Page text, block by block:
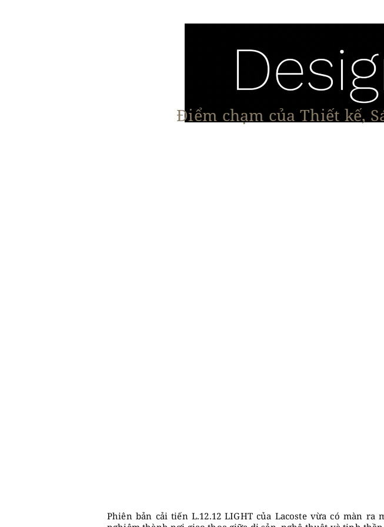
Điểm chạm của Thiết kế,
Phiên bản cải tiến L.12.12 LIGHT của Lacoste vừa có màn